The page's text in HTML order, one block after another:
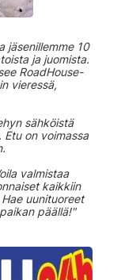
jäsenillemme 10
ja juomista.
RoadHouse-
vieressä,
sähköistä
on voimassa
valmistaa
kaikkiin
uunituoreet
päällä!"